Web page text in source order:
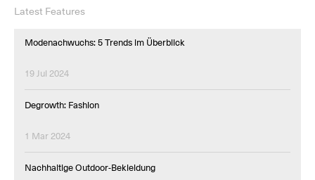
Latest Features
Modenachwuchs: 5 Trends im Überblick
19 Jul 2024
Degrowth: Fashion
1 Mar 2024
Nachhaltige Outdoor-Bekleidung